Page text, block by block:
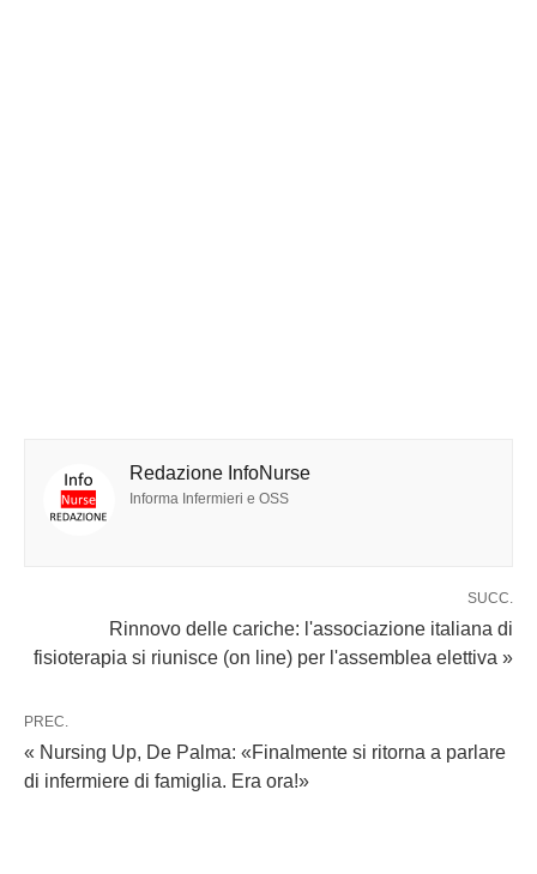
Redazione InfoNurse
Informa Infermieri e OSS
SUCC.
Rinnovo delle cariche: l'associazione italiana di
fisioterapia si riunisce (on line) per l'assemblea elettiva »
PREC.
« Nursing Up, De Palma: «Finalmente si ritorna a parlare
di infermiere di famiglia. Era ora!»